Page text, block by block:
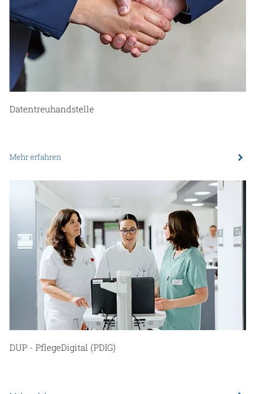
Datentreuhandstelle
Mehr erfahren
DUP - PflegeDigital (PDIG)